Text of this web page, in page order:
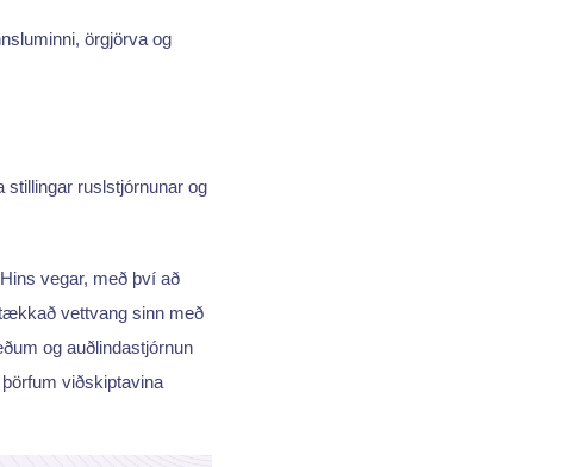
örgjörva og
ruslstjórnunar og
vegar, með því að
vettvang sinn með
og auðlindastjórnun
viðskiptavina